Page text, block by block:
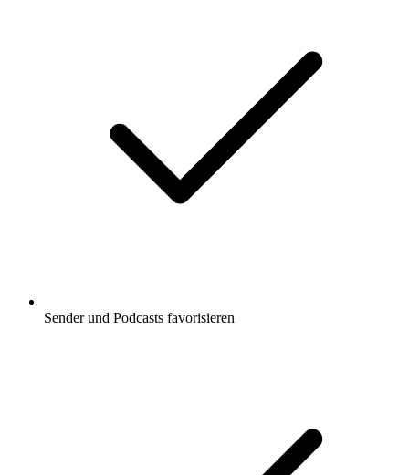
Sender und Podcasts favorisieren